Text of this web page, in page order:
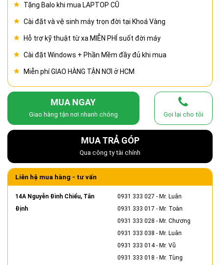
Tặng Balo khi mua LAPTOP CŨ
Cài đặt và vệ sinh máy trọn đời tại Khoá Vàng
Hỗ trợ kỹ thuật từ xa MIỄN PHÍ suốt đời máy
Cài đặt Windows + Phần Mềm đầy đủ khi mua
Miễn phí GIAO HÀNG TẬN NƠI ở HCM
MUA NGAY
Giao hàng tận nơi nhanh chóng Gọi lại cho tôi
MUA TRẢ GÓP
Qua công ty tài chính
Liên hệ mua hàng - tư vấn
14A Nguyễn Đình Chiểu, Tân
Định
0931 333 027 - Mr. Luân
0931 333 017 - Mr. Toàn
0931 333 028 - Mr. Chương
0931 333 038 - Mr. Luân
0931 333 014- Mr. Vũ
0931 333 018 - Mr. Tùng